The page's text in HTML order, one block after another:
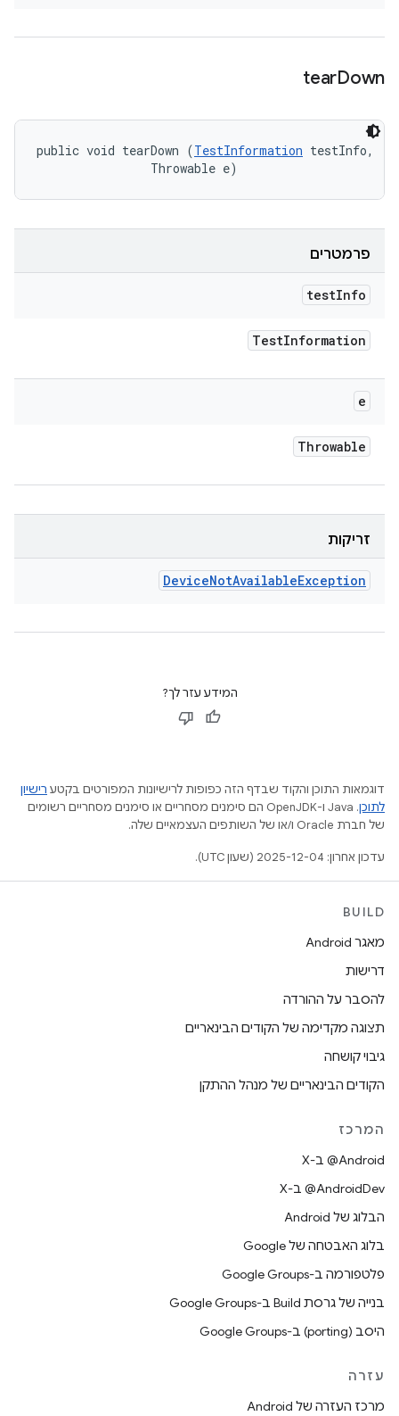
tearDown
public void tearDown (TestInformation testInfo,
                Throwable e)
פרמטרים
testInfo
TestInformation
e
Throwable
זריקות
DeviceNotAvailableException
המידע עזר לך?
דוגמאות התוכן והקוד שבדף הזה כפופות לרישיונות המפורטים בקטע רישיון
לתוכן
.‏ Java ו-OpenJDK הם סימנים מסחריים או סימנים מסחריים רשומים
של חברת Oracle ו/או של השותפים העצמאיים שלה.
עדכון אחרון: 2025-12-04 (שעון UTC).
BUILD
מאגר Android
דרישות
להסבר על ההורדה
תצוגה מקדימה של הקודים הבינאריים
גיבוי קושחה
הקודים הבינאריים של מנהל ההתקן
המרכז
‫‎@Android ב-X
‫‎@AndroidDev ב-X
הבלוג של Android
בלוג האבטחה של Google
פלטפורמה ב-Google Groups
בנייה של גרסת Build ב-Google Groups
היסב (porting) ב-Google Groups
עזרה
מרכז העזרה של Android